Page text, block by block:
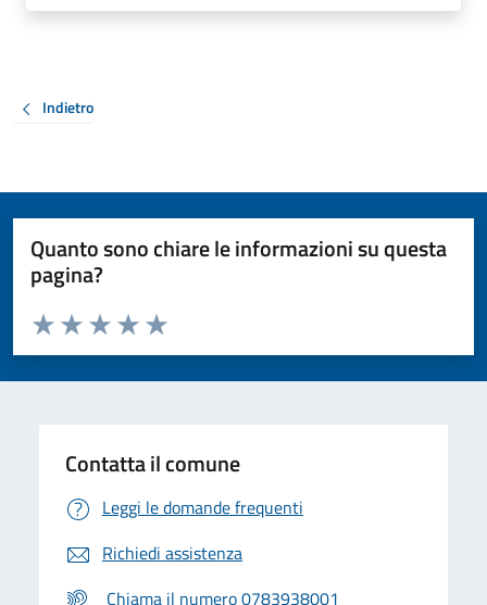
Indietro
Quanto sono chiare le informazioni su questa
pagina?
Valuta da 1 a 5 stelle la pagina
Valuta 5 stelle su 5
Valuta 4 stelle su 5
Valuta 3 stelle su 5
Valuta 2 stelle su 5
Valuta 1 stelle su 5
Contatta il comune
Leggi le domande frequenti
Richiedi assistenza
Chiama il numero 0783938001